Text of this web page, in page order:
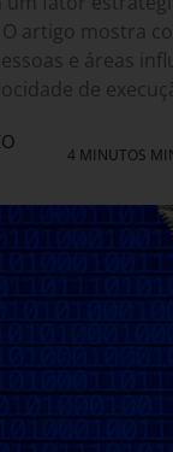
artigo mostra
e áreas
de
4 MINUTOS